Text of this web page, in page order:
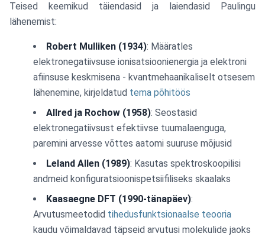
Teised keemikud täiendasid ja laiendasid Paulingu
lähenemist:
Robert Mulliken (1934): Määratles
elektronegatiivsuse ionisatsioonienergia ja elektroni
afiinsuse keskmisena - kvantmehaanikaliselt otsesem
lähenemine, kirjeldatud tema põhitöös
Allred ja Rochow (1958): Seostasid
elektronegatiivsust efektiivse tuumalaenguga,
paremini arvesse võttes aatomi suuruse mõjusid
Leland Allen (1989): Kasutas spektroskoopilisi
andmeid konfiguratsioonispetsiifiliseks skaalaks
Kaasaegne DFT (1990-tänapäev):
Arvutusmeetodid tihedusfunktsionaalse teooria
kaudu võimaldavad täpseid arvutusi molekulide jaoks